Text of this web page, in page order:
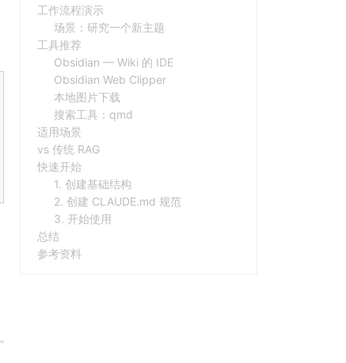
工作流程演示
场景：研究一个新主题
工具推荐
Obsidian — Wiki 的 IDE
Obsidian Web Clipper
本地图片下载
搜索工具：qmd
适用场景
vs 传统 RAG
快速开始
1. 创建基础结构
2. 创建 CLAUDE.md 规范
3. 开始使用
总结
参考资料